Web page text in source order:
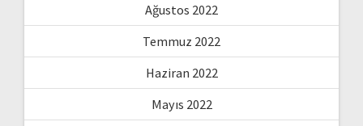
Ağustos 2022
Temmuz 2022
Haziran 2022
Mayıs 2022